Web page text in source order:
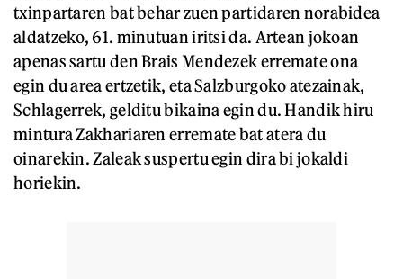
txinpartaren bat behar zuen partidaren norabidea
aldatzeko, 61. minutuan iritsi da. Artean jokoan
apenas sartu den Brais Mendezek erremate ona
egin du area ertzetik, eta Salzburgoko atezainak,
Schlagerrek, gelditu bikaina egin du. Handik hiru
mintura Zakhariaren erremate bat atera du
oinarekin. Zaleak suspertu egin dira bi jokaldi
horiekin.